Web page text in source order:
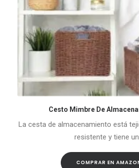
Cesto Mimbre De
La cesta de almacenamiento está
resistente y tiene un…
COMPRAR EN